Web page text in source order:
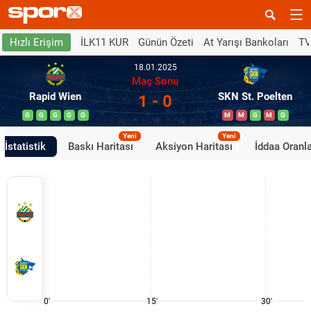
Hızlı Erişim İLK11 KUR Günün Özeti At Yarışı Bankoları
Rapid Wien
G G G G G
18.01.2025
Maç Sonu
1 - 0 SKN St. Poelten
M M G M G
İstatistik Baskı Haritası
Yeni
Aksiyon Haritası
Yeni
İddaa
0' 15' 30'